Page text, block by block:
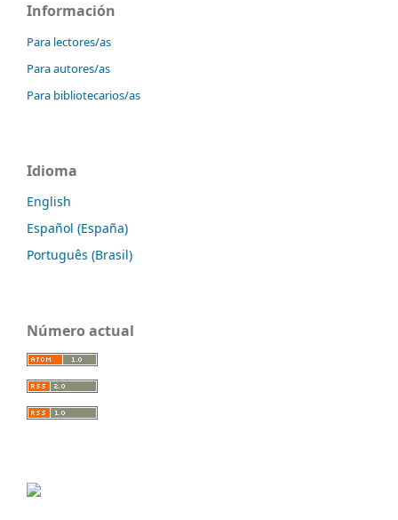
Información
Para lectores/as
Para autores/as
Para bibliotecarios/as
Idioma
English
Español (España)
Português (Brasil)
Número actual